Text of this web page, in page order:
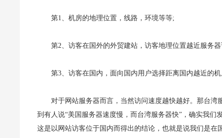
第1、机房的地理位置，线路，环境等等;
第2、访客在国外的外贸建站，访客地理位置越近服务
第3、访客在国内，面向国内用户选择距离国内越近的
对于网站服务器而言，当然访问速度越快越好。那台
到有人说“美国服务器速度慢，而台湾服务器快”，确实我
这是以网站访客位于国内而得出的结论，也就是说我们是在